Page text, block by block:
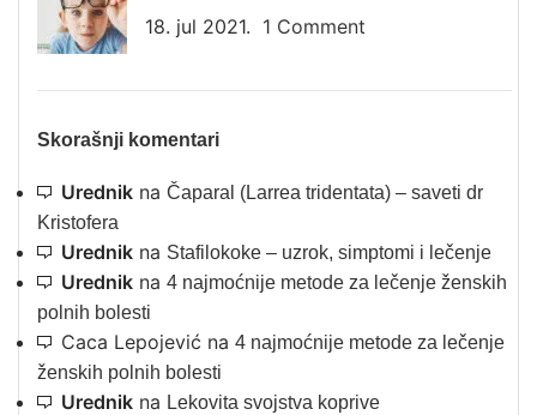
18. jul 2021. 1 Comment
Skorašnji komentari
Urednik na Čaparal (Larrea tridentata) – saveti dr
Kristofera
Urednik na Stafilokoke – uzrok, simptomi i lečenje
Urednik na 4 najmoćnije metode za lečenje ženskih
polnih bolesti
Caca Lepojević na 4 najmoćnije metode za lečenje
ženskih polnih bolesti
Urednik na Lekovita svojstva koprive